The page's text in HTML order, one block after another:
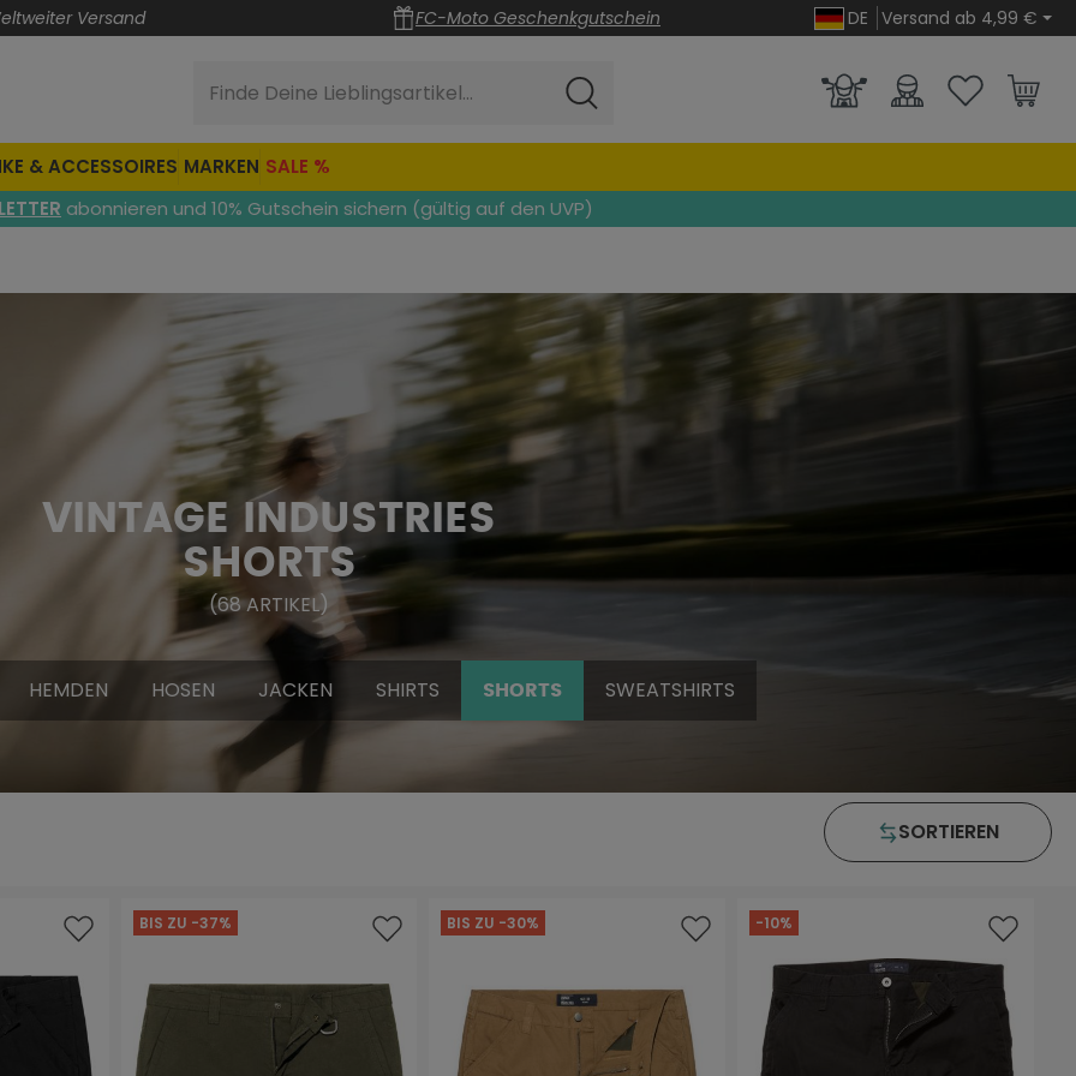
Versand FC-Moto Geschenkgutschein DE Versand ab 4,99 €
Finde Deine Lieblingsartikel...
& ACCESSOIRES MARKEN SALE %
abonnieren und 10% Gutschein sichern (gültig auf den UVP)
VINTAGE INDUSTRIES
SHORTS
(68ARTIKEL)
HEMDEN HOSEN JACKEN SHIRTS SHORTS SWEATSHIRTS
SORTIEREN
BIS ZU -37% BIS ZU -30% -10%